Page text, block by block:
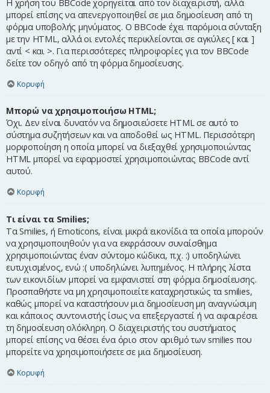
Η χρήση του BBCode χορηγείται από τον διαχειριστή, αλλά
μπορεί επίσης να απενεργοποιηθεί σε μια δημοσίευση από τη
φόρμα υποβολής μηνύματος. Ο BBCode έχει παρόμοια σύνταξη
με την HTML, αλλά οι εντολές περικλείονται σε αγκύλες [ και ]
αντί < και >. Για περισσότερες πληροφορίες για τον BBCode
δείτε τον οδηγό από τη φόρμα δημοσίευσης.
Κορυφή
Μπορώ να χρησιμοποιήσω HTML;
Όχι. Δεν είναι δυνατόν να δημοσιεύσετε HTML σε αυτό το
σύστημα συζητήσεων και να αποδοθεί ως HTML. Περισσότερη
μορφοποίηση η οποία μπορεί να διεξαχθεί χρησιμοποιώντας
HTML μπορεί να εφαρμοστεί χρησιμοποιώντας BBCode αντί
αυτού.
Κορυφή
Τι είναι τα Smilies;
Τα Smilies, ή Emoticons, είναι μικρά εικονίδια τα οποία μπορούν
να χρησιμοποιηθούν για να εκφράσουν συναίσθημα
χρησιμοποιώντας έναν σύντομο κώδικα, π.χ. :) υποδηλώνει
ευτυχισμένος, ενώ :( υποδηλώνει λυπημένος. Η πλήρης λίστα
των εικονιδίων μπορεί να εμφανιστεί στη φόρμα δημοσίευσης.
Προσπαθήστε να μη χρησιμοποιείτε καταχρηστικώς τα smilies,
καθώς μπορεί να καταστήσουν μια δημοσίευση μη αναγνώσιμη
και κάποιος συντονιστής ίσως να επεξεργαστεί ή να αφαιρέσει
τη δημοσίευση ολόκληρη. Ο διαχειριστής του συστήματος
μπορεί επίσης να θέσει ένα όριο στον αριθμό των smilies που
μπορείτε να χρησιμοποιήσετε σε μια δημοσίευση.
Κορυφή